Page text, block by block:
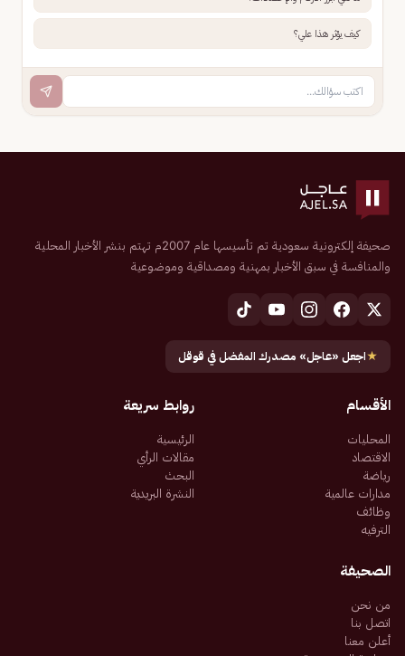
كيف يؤثر هذا علي؟
صحيفة إلكترونية سعودية تم تأسيسها عام 2007م تهتم بنشر الأخبار المحلية
والمنافسة في سبق الأخبار بمهنية ومصداقية وموضوعية
★اجعل «عاجل» مصدرك المفضل في قوقل
الأقسام
المحليات
الاقتصاد
رياضة
مدارات عالمية
وظائف
الترفيه
روابط سريعة
الرئيسية
مقالات الرأي
البحث
النشرة البريدية
الصحيفة
من نحن
اتصل بنا
أعلن معنا